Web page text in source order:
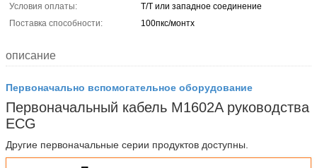
Условия оплаты:
Т/Т или западное соединение
Поставка способности:
100пкс/монтх
описание
Первоначально вспомогательное оборудование
Первоначальный кабель M1602A руководства
ECG
Другие первоначальные серии продуктов доступны.